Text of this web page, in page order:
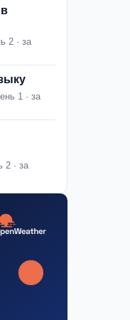
2 · за
1 · за
2 · за